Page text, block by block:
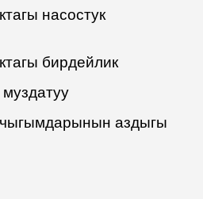
насостук
бирдейлик
аздыгы